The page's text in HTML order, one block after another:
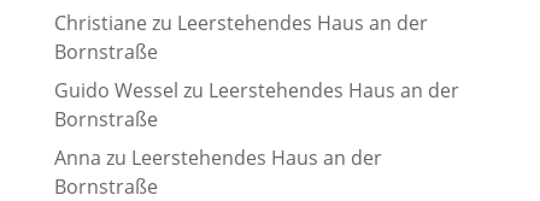
Christiane zu Leerstehendes Haus an der
Bornstraße
Guido Wessel zu Leerstehendes Haus an der
Bornstraße
Anna zu Leerstehendes Haus an der
Bornstraße